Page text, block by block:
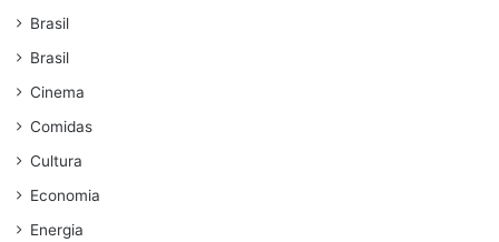
Brasil
Brasil
Cinema
Comidas
Cultura
Economia
Energia